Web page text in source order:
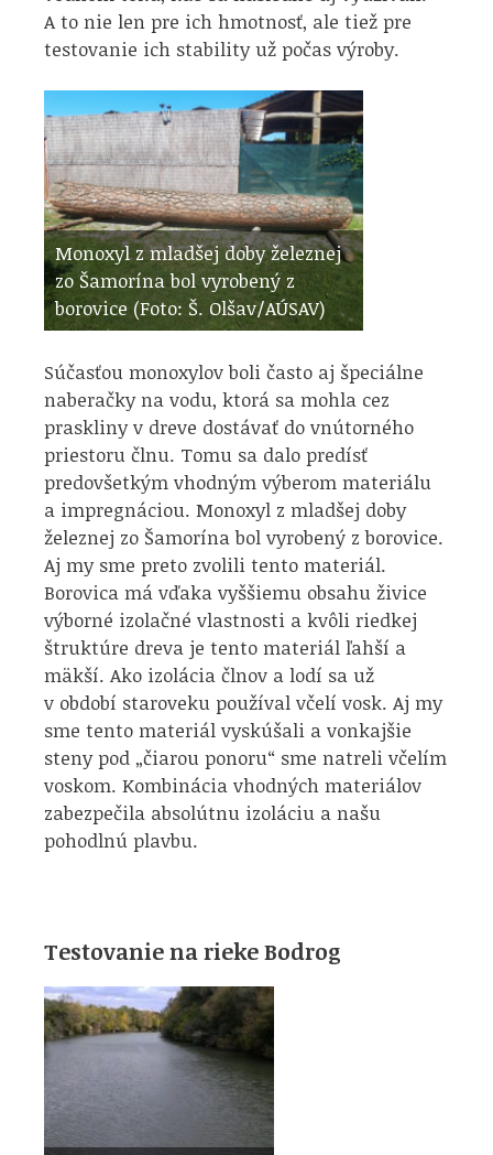
A to nie len pre ich hmotnosť, ale tiež pre
testovanie ich stability už počas výroby.
Monoxyl z mladšej doby železnej
zo Šamorína bol vyrobený z
borovice (Foto: Š. Olšav/AÚSAV)
Súčasťou monoxylov boli často aj špeciálne
naberačky na vodu, ktorá sa mohla cez
praskliny v dreve dostávať do vnútorného
priestoru člnu. Tomu sa dalo predísť
predovšetkým vhodným výberom materiálu
a impregnáciou. Monoxyl z mladšej doby
železnej zo Šamorína bol vyrobený z borovice.
Aj my sme preto zvolili tento materiál.
Borovica má vďaka vyššiemu obsahu živice
výborné izolačné vlastnosti a kvôli riedkej
štruktúre dreva je tento materiál ľahší a
mäkší. Ako izolácia člnov a lodí sa už
v období staroveku používal včelí vosk. Aj my
sme tento materiál vyskúšali a vonkajšie
steny pod „čiarou ponoru“ sme natreli včelím
voskom. Kombinácia vhodných materiálov
zabezpečila absolútnu izoláciu a našu
pohodlnú plavbu.
Testovanie na rieke Bodrog